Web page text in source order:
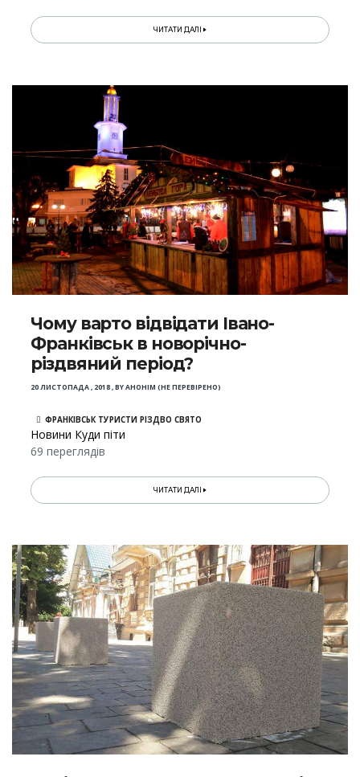
ЧИТАТИ ДАЛІ
Чому варто відвідати Івано-
Франківськ в новорічно-
різдвяний період?
20 ЛИСТОПАДА , 2018,BYАНОНІМ (НЕ ПЕРЕВІРЕНО)
ФРАНКІВСЬК ТУРИСТИ РІЗДВО СВЯТО
Новини Куди піти
69 переглядів
ЧИТАТИ ДАЛІ